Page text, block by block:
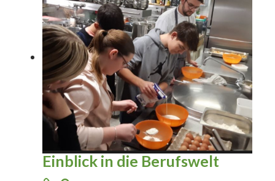
Einblick in die Berufswelt